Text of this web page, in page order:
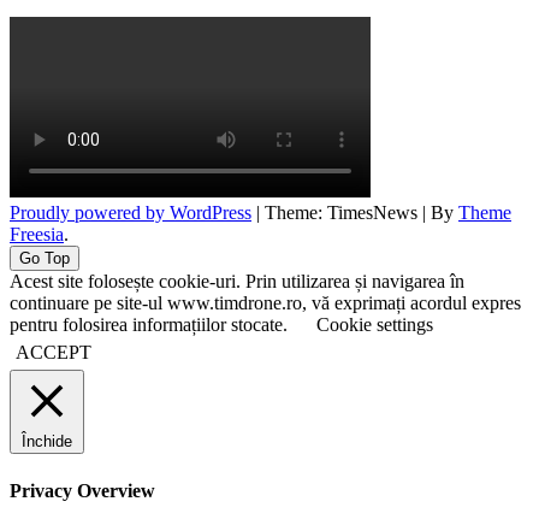
Proudly powered by WordPress | Theme: TimesNews | By Theme
Freesia.
Go Top
Acest site folosește cookie-uri. Prin utilizarea și navigarea în
continuare pe site-ul www.timdrone.ro, vă exprimați acordul expres
pentru folosirea informațiilor stocate.
Cookie settings
ACCEPT
Închide
Privacy Overview